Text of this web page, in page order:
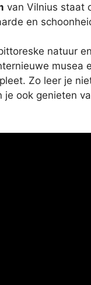
van Vilnius staat
en
natuur
musea
Zo leer je
ook genieten